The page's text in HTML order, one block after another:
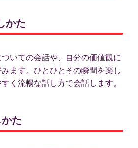
かた
いての会話や、自分の価値観に
ます。ひとひとその瞬間を楽し
く流暢な話し方で会話します。
た